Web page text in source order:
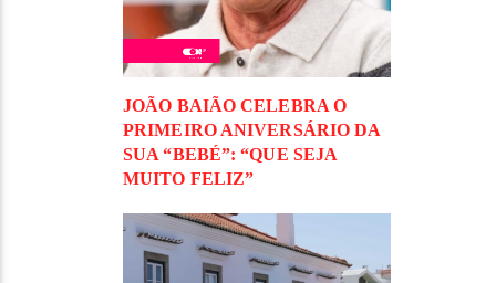
JOÃO BAIÃO CELEBRA O
PRIMEIRO ANIVERSÁRIO DA
SUA “BEBÉ”: “QUE SEJA
MUITO FELIZ”